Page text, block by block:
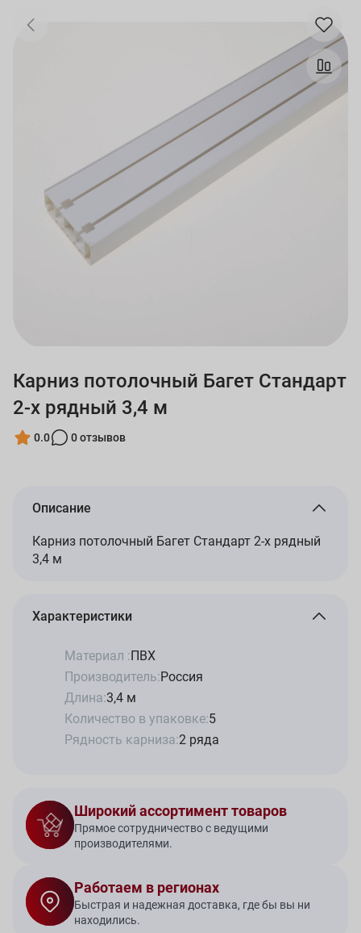
Карниз потолочный Багет Стандарт
2-х рядный 3,4 м
0.0 0 отзывов
Описание
Карниз потолочный Багет Стандарт 2-х рядный
3,4 м
Характеристики
Материал :ПВХ
Производитель:Россия
Длина:3,4 м
Количество в упаковке:5
Рядность карниза:2 ряда
Широкий ассортимент товаров
Прямое сотрудничество с ведущими
производителями.
Работаем в регионах
Быстрая и надежная доставка, где бы вы ни
находились.